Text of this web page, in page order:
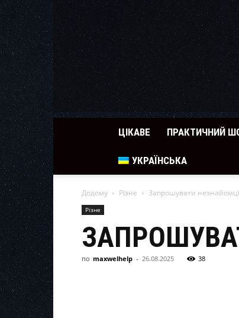
ЦІКАВЕ ПРАКТИЧНИЙ
УКРАЇНСЬКА
Додому Різне Запрошувати
Різне
по maxwelhelp - 26.08.2025 38